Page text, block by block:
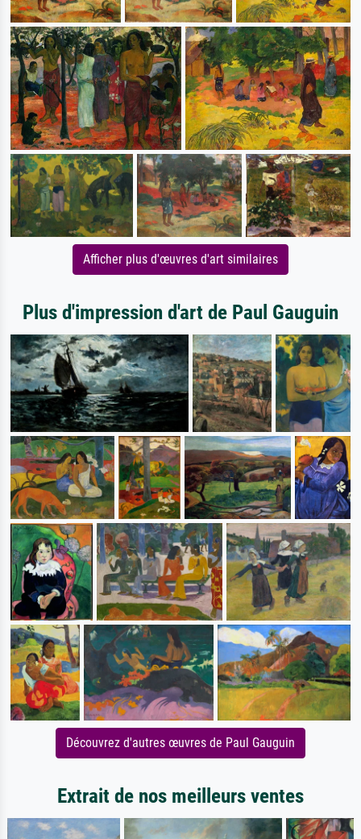
Afficher plus d'œuvres d'art similaires
Plus d'impression d'art de Paul Gauguin
Découvrez d'autres œuvres de Paul Gauguin
Extrait de nos meilleurs ventes